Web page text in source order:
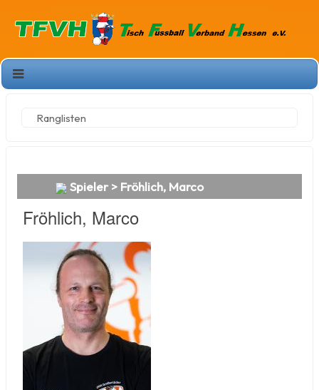
Ranglisten
Spieler > Fröhlich, Marco
Fröhlich, Marco